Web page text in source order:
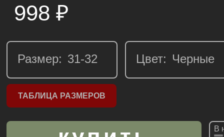
998 ₽
Размер: Цвет:
ТАБЛИЦА РАЗМЕРОВ
В